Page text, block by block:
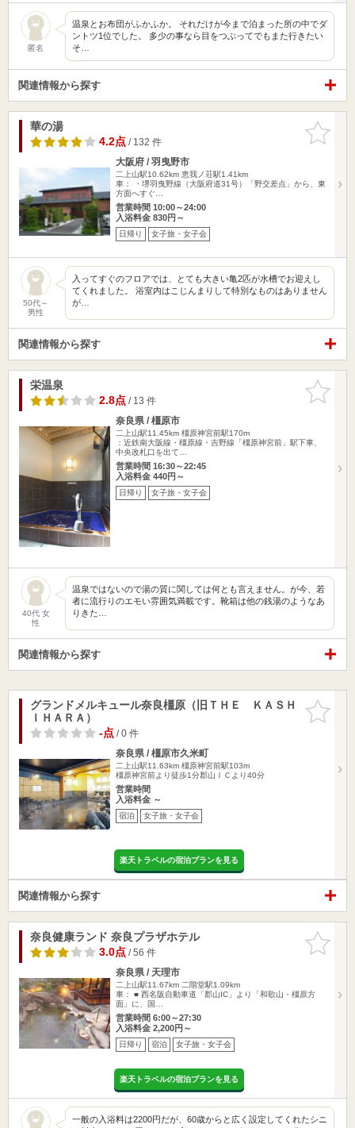
匿名
温泉とお布団がふかふか。 それだけが今まで泊まった所の中でダ
ントツ1位でした。 多少の事なら目をつぶってでもまた行きたい
そ…
関連情報から探す
お気に入
りに追加
華の湯
4.2点/ 132 件
大阪府 / 羽曳野市
二上山駅10.62km 恵我ノ荘駅1.41km
車： ・堺羽曳野線（大阪府道31号）「野交差点」から、東
方面へすぐ…
営業時間 10:00～24:00
入浴料金 830円～
日帰り 女子旅・女子会
50代～
男性
入ってすぐのフロアでは、とても大きい亀2匹が水槽でお迎えし
てくれました。 浴室内はこじんまりして特別なものはありません
が…
関連情報から探す
お気に入
りに追加
栄温泉
2.8点/ 13 件
奈良県 / 橿原市
二上山駅11.45km 橿原神宮前駅170m
：近鉄南大阪線・橿原線・吉野線「橿原神宮前」駅下車、
中央改札口を出て…
営業時間 16:30～22:45
入浴料金 440円～
日帰り 女子旅・女子会
40代 女
性
温泉ではないので湯の質に関しては何とも言えません。が今、若
者に流行りのエモい雰囲気満載です。靴箱は他の銭湯のようなあ
りきた…
関連情報から探す
お気に入
りに追加
グランドメルキュール奈良橿原（旧ＴＨＥ ＫＡＳＨ
ＩＨＡＲＡ）
-点/ 0 件
奈良県 / 橿原市久米町
二上山駅11.63km 橿原神宮前駅103m
橿原神宮前より徒歩1分郡山ＩＣより40分
営業時間
入浴料金 ～
宿泊 女子旅・女子会
楽天トラベルの宿泊プランを見る
関連情報から探す
お気に入
りに追加
奈良健康ランド 奈良プラザホテル
3.0点/ 56 件
奈良県 / 天理市
二上山駅11.67km 二階堂駅1.09km
車： ■ 西名阪自動車道「郡山IC」より「和歌山・橿原方
面」に、国…
営業時間 6:00～27:30
入浴料金 2,200円～
日帰り 宿泊 女子旅・女子会
楽天トラベルの宿泊プランを見る
一般の入浴料は2200円だが、60歳からと広く設定してくれたシニ